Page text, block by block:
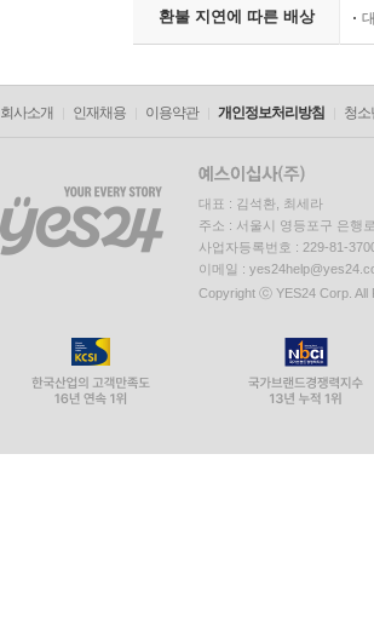
환불 지연에 따른 배상
회사소개 인재채용 이용약관 개인정보처리방침 청소
대표 : 김석환, 최세라
주소 : 서울시 영등포구 은행
사업자등록번호 : 229-81-
이메일 :
Copyright ⓒ YES24 Corp. All